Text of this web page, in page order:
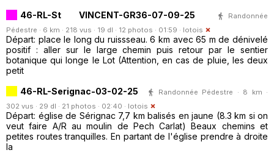
46-RL-St VINCENT-GR36-07-09-25
Randonnée
Pédestre · 6 km · 218 vus · 19 dl · 12 photos · 01:59 · lotois
Départ: place le long du ruissseau. 6 km avec 65 m de dénivelé
positif : aller sur le large chemin puis retour par le sentier
botanique qui longe le Lot (Attention, en cas de pluie, les deux
petit
46-RL-Serignac-03-02-25
Randonnée Pédestre · 8 km ·
302 vus · 29 dl · 21 photos · 02:40 · lotois
Départ: église de Sérignac 7,7 km balisés en jaune (8.3 km si on
veut faire A/R au moulin de Pech Carlat) Beaux chemins et
petites routes tranquilles. En partant de l'église prendre à droite
la